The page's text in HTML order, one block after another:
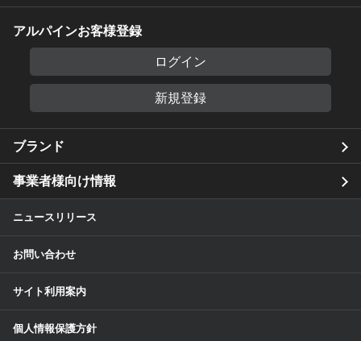
アルパインお客様登録
ログイン
新規登録
ブランド
事業者様向け情報
ニュースリリース
お問い合わせ
サイト利用案内
個人情報保護方針